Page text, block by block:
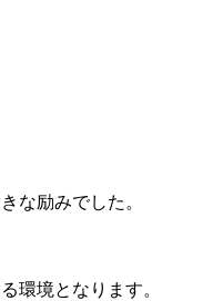
な励みでした。
環境となります。